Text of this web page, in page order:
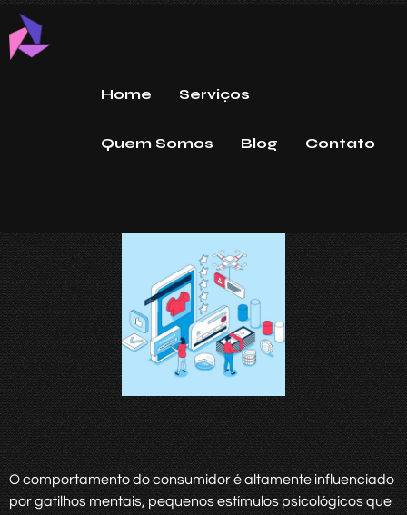
Home Serviços
Quem Somos Blog Contato
O comportamento do consumidor é altamente influenciado
por gatilhos mentais, pequenos estímulos psicológicos que